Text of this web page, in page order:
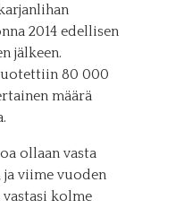
2014 edellisen
jälkeen.
80 000
määrä
ollaan vasta
ja viime vuoden
kolme